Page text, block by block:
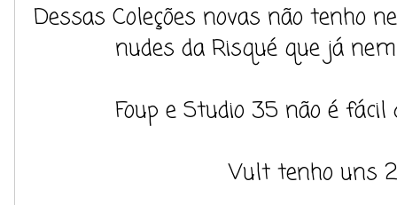
Dessas Coleções novas não tenho
nudes da Risqué que já
Foup e Studio 35 não é fácil
Vult tenho uns